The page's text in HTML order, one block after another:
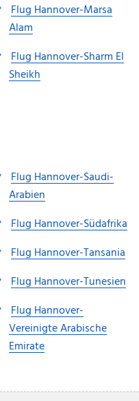
Flug Hannover-Marsa
Alam
Flug Hannover-Sharm El
Sheikh
Flug Hannover-Saudi-
Arabien
Flug Hannover-Südafrika
Flug Hannover-Tansania
Flug Hannover-Tunesien
Flug Hannover-
Vereinigte Arabische
Emirate